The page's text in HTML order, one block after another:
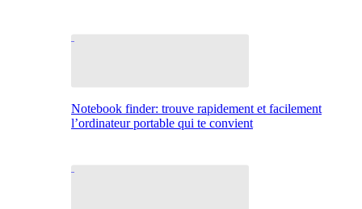
Notebook finder: trouve rapidement et facilement
l’ordinateur portable qui te convient